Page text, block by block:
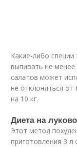
Какие-либо
выпивать не
салатов может
не отклоняться
на 10 кг.
Диета на
Этот метод
приготовления 3